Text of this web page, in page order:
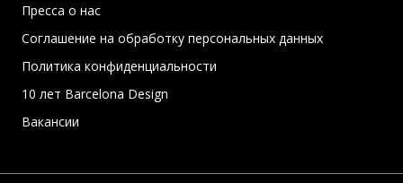
Пресса о нас
Соглашение на обработку персональных данных
Политика конфиденциальности
10 лет Barcelona Design
Вакансии